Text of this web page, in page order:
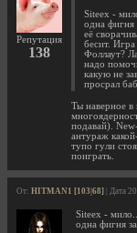
Репутация
138
Siteex -
одна фигня
её
бесит. Игра
Фоллаут?
надо
какую не
просрал
Ты наверное в
подавай).
антураж
тупо гули
поиграть.
От: HITMAN1 [103|68] | Дата
Siteex -
одна фигня